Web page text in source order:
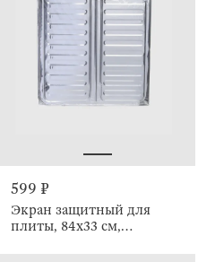
599 ₽
Экран защитный для
плиты, 84х33 см,